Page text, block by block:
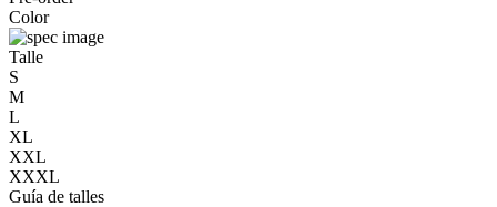
Color
Talle
S
M
L
XL
XXL
XXXL
Guía de talles